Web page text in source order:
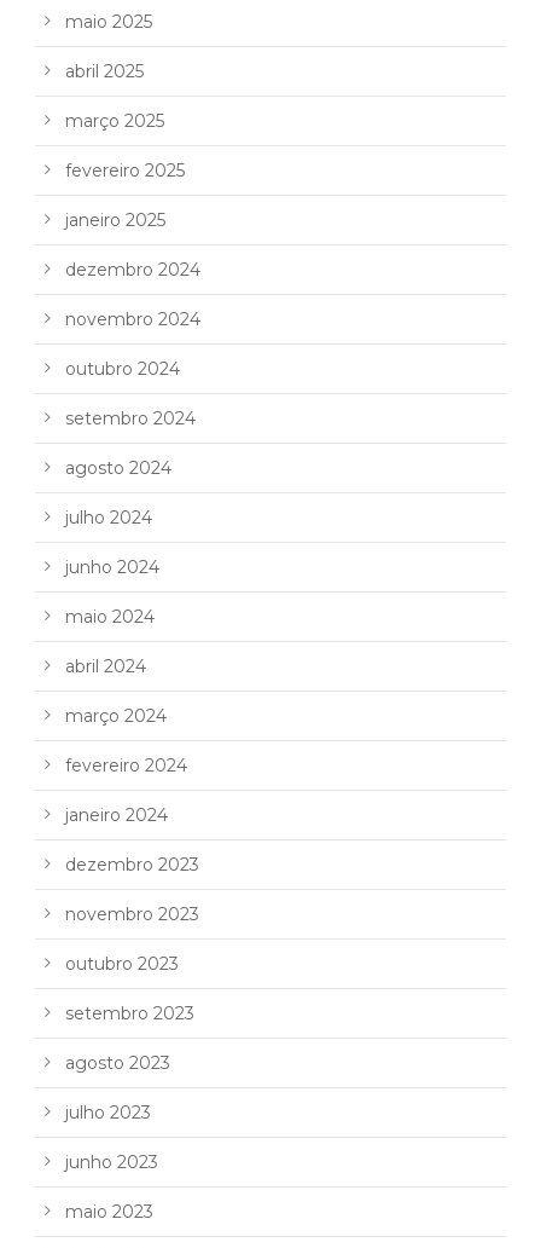
maio 2025
abril 2025
março 2025
fevereiro 2025
janeiro 2025
dezembro 2024
novembro 2024
outubro 2024
setembro 2024
agosto 2024
julho 2024
junho 2024
maio 2024
abril 2024
março 2024
fevereiro 2024
janeiro 2024
dezembro 2023
novembro 2023
outubro 2023
setembro 2023
agosto 2023
julho 2023
junho 2023
maio 2023